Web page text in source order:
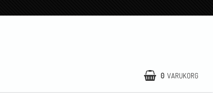
0 VARUKORG